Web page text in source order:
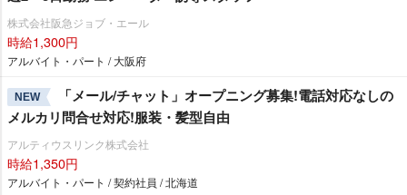
株式会社阪急ジョブ・エール
時給1,300円
アルバイト・パート / 大阪府
NEW
「メール/チャット」オープニング募集!電話対応なしの
メルカリ問合せ対応!服装・髪型自由
アルティウスリンク株式会社
時給1,350円
アルバイト・パート / 契約社員 / 北海道